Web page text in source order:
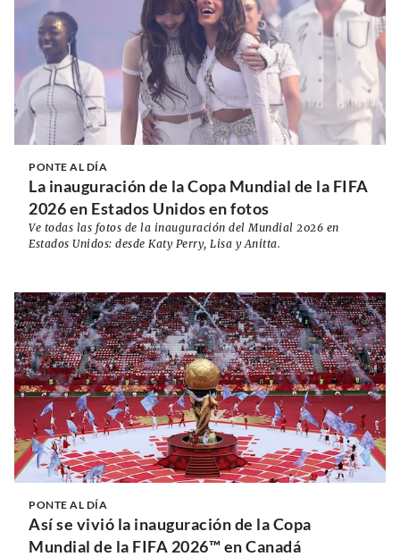
PONTE AL DÍA
La inauguración de la Copa Mundial de la FIFA
2026 en Estados Unidos en fotos
Ve todas las fotos de la inauguración del Mundial 2026 en
Estados Unidos: desde Katy Perry, Lisa y Anitta.
PONTE AL DÍA
Así se vivió la inauguración de la Copa
Mundial de la FIFA 2026™ en Canadá